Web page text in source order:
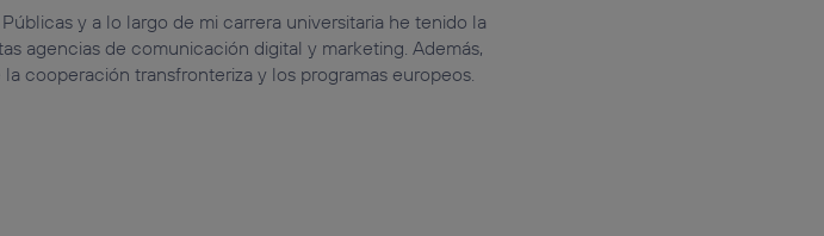
y a lo largo de mi carrera universitaria he tenido la
agencias de comunicación digital y marketing. Además,
cooperación transfronteriza y los programas europeos.